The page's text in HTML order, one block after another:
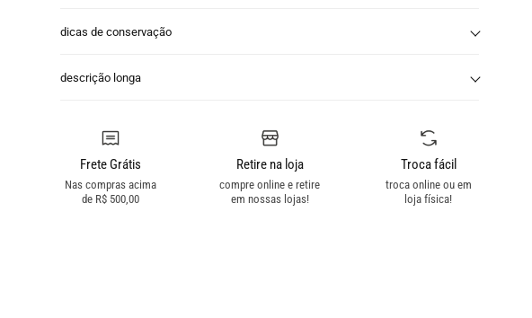
dicas de conservação
descrição longa
Frete Grátis
Nas compras acima
de R$ 500,00
Retire na loja
compre online e retire
em nossas lojas!
Troca fácil
troca online ou em
loja física!